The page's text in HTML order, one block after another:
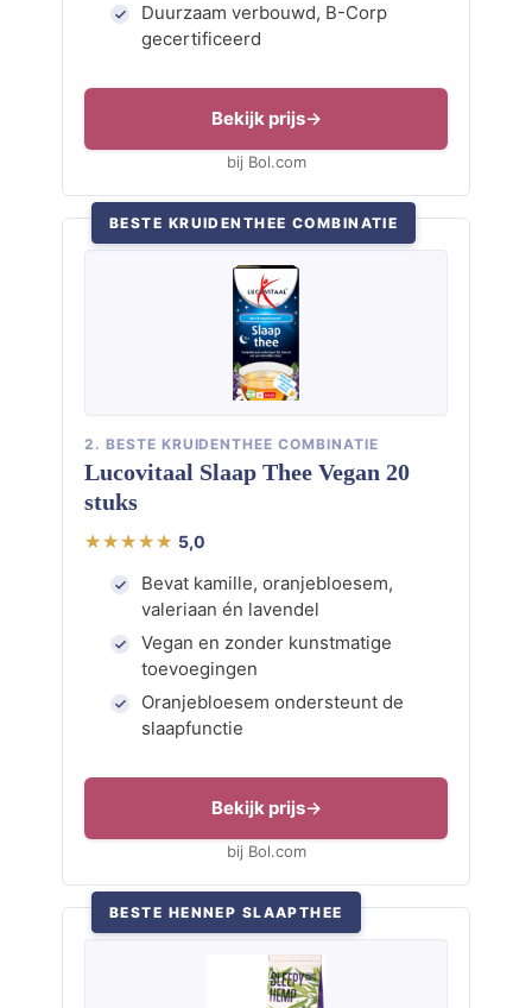
Duurzaam verbouwd, B-Corp
gecertificeerd
Bekijk prijs
bij Bol.com
BESTE KRUIDENTHEE COMBINATIE
2. BESTE KRUIDENTHEE COMBINATIE
Lucovitaal Slaap Thee Vegan 20
stuks
5,0
Bevat kamille, oranjebloesem,
valeriaan én lavendel
Vegan en zonder kunstmatige
toevoegingen
Oranjebloesem ondersteunt de
slaapfunctie
Bekijk prijs
bij Bol.com
BESTE HENNEP SLAAPTHEE